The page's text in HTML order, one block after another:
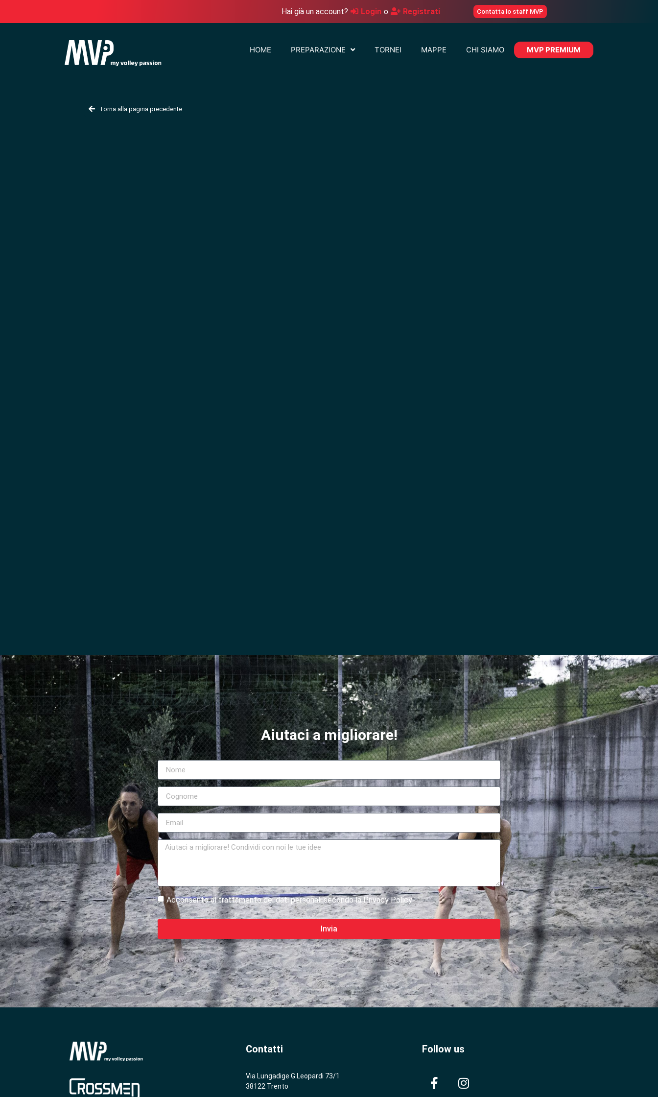
Hai già un account? Login o Registrati Contatta lo staff MVP
HOME PREPARAZIONE TORNEI MAPPE CHI SIAMO MVP PREMIUM
Torna alla pagina precedente
Aiutaci a migliorare!
Acconsento al trattamento dei dati personali secondo la Privacy Policy
Invia
Contatti
Via Lungadige G.Leopardi 73/1
38122 Trento
Follow us